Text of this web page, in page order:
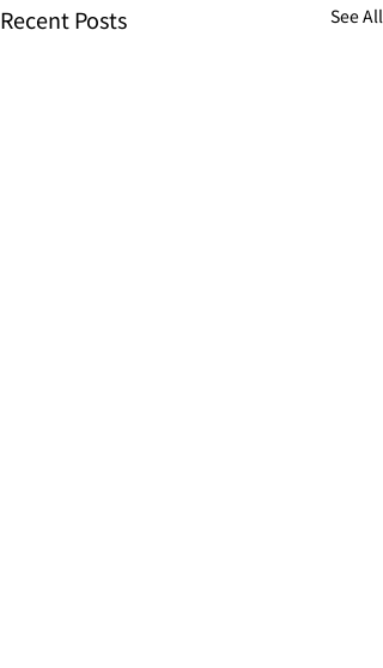
Recent Posts See All